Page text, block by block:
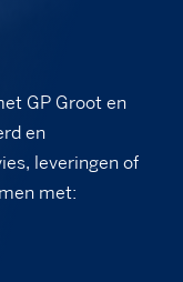
GP Groot en
en
leveringen of
met: